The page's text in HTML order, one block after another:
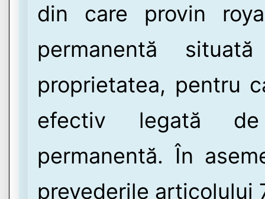
din care provin
permanentă
proprietatea, pentru
efectiv legată de
permanentă. În
prevederile articolului